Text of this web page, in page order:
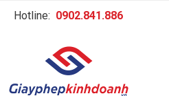
Hotline: 0902.841.886